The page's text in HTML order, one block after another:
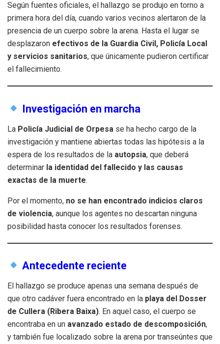
Según fuentes oficiales, el hallazgo se produjo en torno a
primera hora del día, cuando varios vecinos alertaron de la
presencia de un cuerpo sobre la arena. Hasta el lugar se
desplazaron efectivos de la Guardia Civil, Policía Local
y servicios sanitarios, que únicamente pudieron certificar
el fallecimiento.
Investigación en marcha
La Policía Judicial de Orpesa se ha hecho cargo de la
investigación y mantiene abiertas todas las hipótesis a la
espera de los resultados de la autopsia, que deberá
determinar la identidad del fallecido y las causas
exactas de la muerte.
Por el momento, no se han encontrado indicios claros
de violencia, aunque los agentes no descartan ninguna
posibilidad hasta conocer los resultados forenses.
Antecedente reciente
El hallazgo se produce apenas una semana después de
que otro cadáver fuera encontrado en la playa del Dosser
de Cullera (Ribera Baixa). En aquel caso, el cuerpo se
encontraba en un avanzado estado de descomposición,
y también fue localizado sobre la arena por transeúntes que